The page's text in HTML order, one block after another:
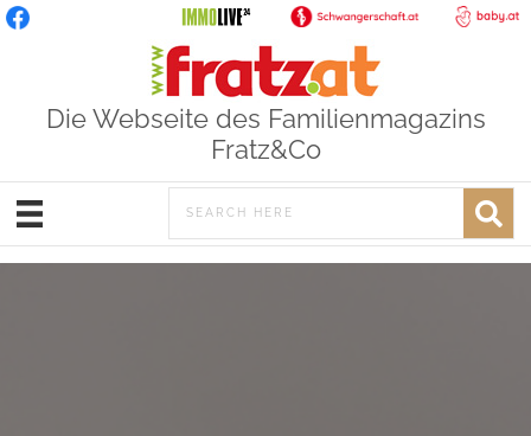
Die Webseite des Familienmagazins
Fratz&Co